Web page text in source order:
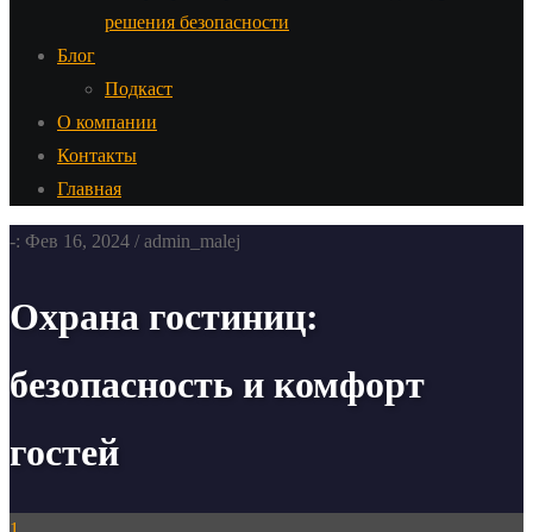
решения безопасности
Блог
Подкаст
О компании
Контакты
Главная
-: Фев 16, 2024 / admin_malej
Охрана гостиниц:
безопасность и комфорт
гостей